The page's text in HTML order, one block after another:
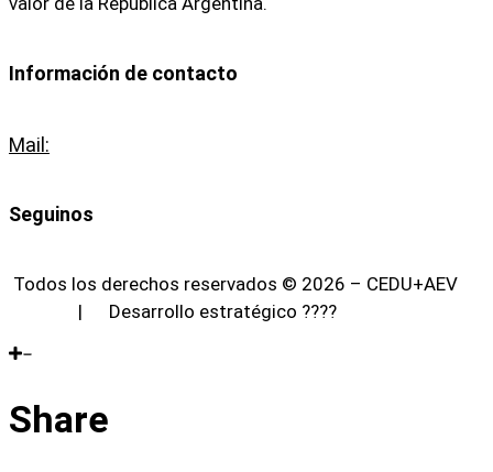
Información de contacto
Mail:
Seguinos
Todos los derechos reservados © 2026 – CEDU+AEV
| Desarrollo estratégico ????
Share